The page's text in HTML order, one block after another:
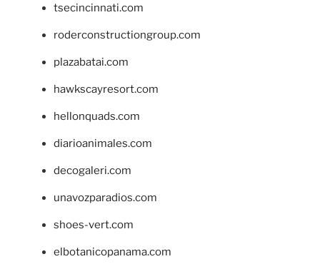
tsecincinnati.com
roderconstructiongroup.com
plazabatai.com
hawkscayresort.com
hellonquads.com
diarioanimales.com
decogaleri.com
unavozparadios.com
shoes-vert.com
elbotanicopanama.com